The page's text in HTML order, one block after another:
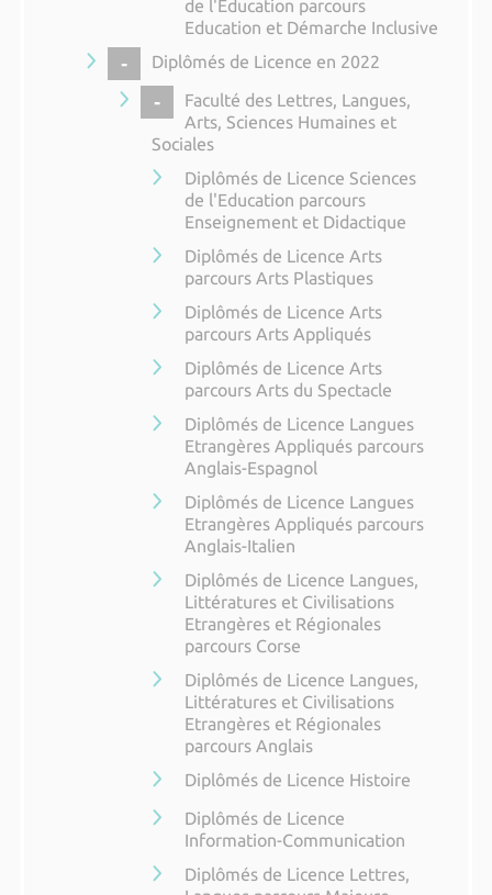
de l'Education parcours
Education et Démarche Inclusive
COLLAPSE
Diplômés de Licence en 2022
COLLAPSE
Faculté des Lettres, Langues,
Arts, Sciences Humaines et
Sociales
Diplômés de Licence Sciences
de l'Education parcours
Enseignement et Didactique
Diplômés de Licence Arts
parcours Arts Plastiques
Diplômés de Licence Arts
parcours Arts Appliqués
Diplômés de Licence Arts
parcours Arts du Spectacle
Diplômés de Licence Langues
Etrangères Appliqués parcours
Anglais-Espagnol
Diplômés de Licence Langues
Etrangères Appliqués parcours
Anglais-Italien
Diplômés de Licence Langues,
Littératures et Civilisations
Etrangères et Régionales
parcours Corse
Diplômés de Licence Langues,
Littératures et Civilisations
Etrangères et Régionales
parcours Anglais
Diplômés de Licence Histoire
Diplômés de Licence
Information-Communication
Diplômés de Licence Lettres,